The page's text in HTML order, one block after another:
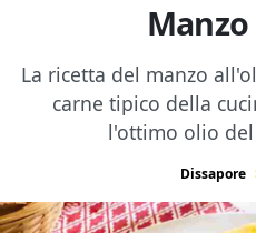
Manzo
La ricetta del manzo
carne tipico della
l'ottimo olio
Dissapore